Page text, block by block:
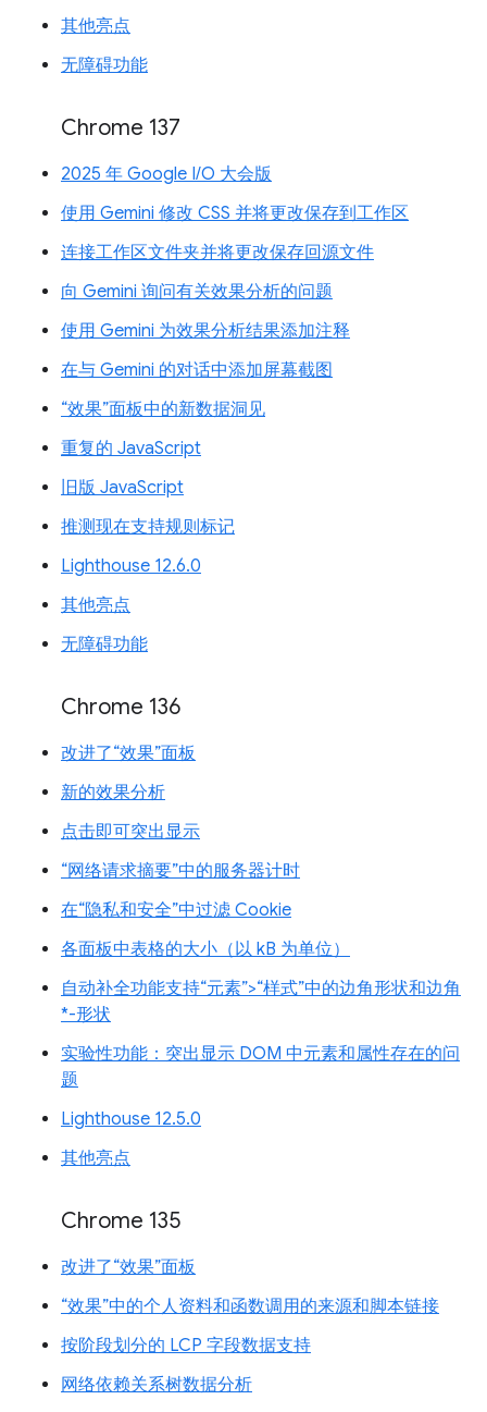
其他亮点
无障碍功能
Chrome 137
2025 年 Google I/O 大会版
使用 Gemini 修改 CSS 并将更改保存到工作区
连接工作区文件夹并将更改保存回源文件
向 Gemini 询问有关效果分析的问题
使用 Gemini 为效果分析结果添加注释
在与 Gemini 的对话中添加屏幕截图
“效果”面板中的新数据洞见
重复的 JavaScript
旧版 JavaScript
推测现在支持规则标记
Lighthouse 12.6.0
其他亮点
无障碍功能
Chrome 136
改进了“效果”面板
新的效果分析
点击即可突出显示
“网络请求摘要”中的服务器计时
在“隐私和安全”中过滤 Cookie
各面板中表格的大小（以 kB 为单位）
自动补全功能支持“元素”>“样式”中的边角形状和边角
*-形状
实验性功能：突出显示 DOM 中元素和属性存在的问
题
Lighthouse 12.5.0
其他亮点
Chrome 135
改进了“效果”面板
“效果”中的个人资料和函数调用的来源和脚本链接
按阶段划分的 LCP 字段数据支持
网络依赖关系树数据分析